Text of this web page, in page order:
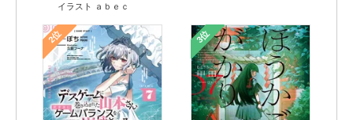
イラスト ａｂｅｃ
2位 3位